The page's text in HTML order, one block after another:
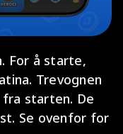
For å starte,
Trevognen
starten. De
Se ovenfor for